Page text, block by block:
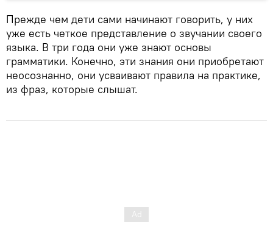
Прежде чем дети сами начинают говорить, у них
уже есть четкое представление о звучании своего
языка. В три года они уже знают основы
грамматики. Конечно, эти знания они приобретают
неосознанно, они усваивают правила на практике,
из фраз, которые слышат.